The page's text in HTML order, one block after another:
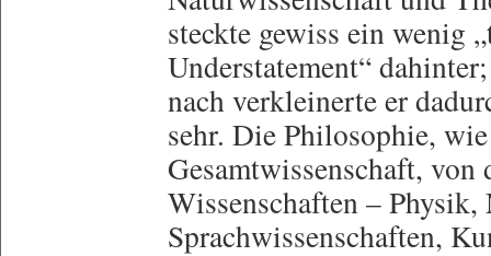
steckte gewiss ein wenig
Understatement“
nach verkleinerte er
sehr. Die Philosophie,
Gesamtwissenschaft, von
Wissenschaften –
Sprachwissenschaften,